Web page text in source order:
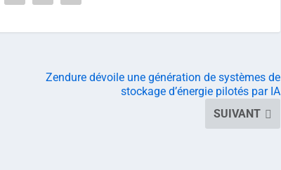
Zendure dévoile une génération de systèmes de
stockage d’énergie pilotés par IA
SUIVANT